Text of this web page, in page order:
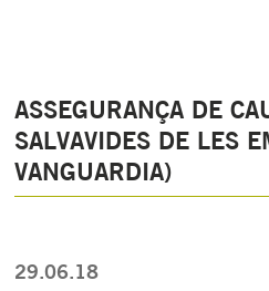
ASSEGURANÇA DE
SALVAVIDES DE LES
VANGUARDIA)
29.06.18